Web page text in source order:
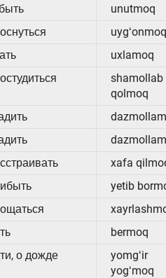
unutmoq
uygʻonmoq
uxlamoq
shamollab
qolmoq
xafa
yetib
bermoq
о дожде
yomgʻir
yogʻmoq